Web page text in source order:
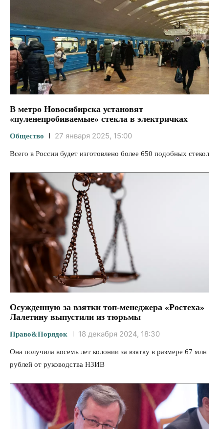
В метро Новосибирска установят
«пуленепробиваемые» стекла в электричках
Общество 27 января 2025, 15:00
Всего в России будет изготовлено более 650 подобных стекол
Осужденную за взятки топ-менеджера «Ростеха»
Лалетину выпустили из тюрьмы
Право&Порядок 18 декабря 2024, 18:30
Она получила восемь лет колонии за взятку в размере 67 млн
рублей от руководства НЗИВ